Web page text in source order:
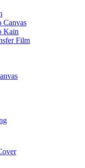
Canvas
Kain
Film